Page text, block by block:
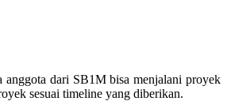
anggota dari SB1M bisa menjalani proyek
sesuai timeline yang diberikan.